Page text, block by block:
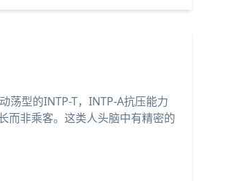
荡型的INTP-T，INTP-A抗压能力
而非乘客。这类人头脑中有精密的